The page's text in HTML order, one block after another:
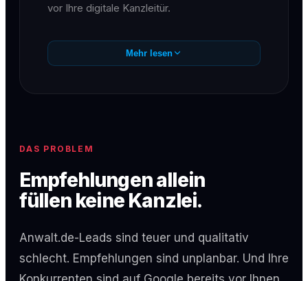
vor Ihre digitale Kanzleitür.
Mehr lesen
DAS PROBLEM
Empfehlungen allein
füllen keine Kanzlei.
Anwalt.de-Leads sind teuer und qualitativ
schlecht. Empfehlungen sind unplanbar. Und Ihre